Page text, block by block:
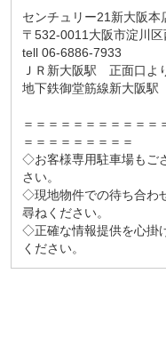
センチュリー21新大阪本
〒532-0011大阪市淀川
tell 06-6886-7933
ＪＲ新大阪駅 正面口よ
地下鉄御堂筋線新大阪
＝＝＝＝＝＝＝＝＝＝＝
＝＝＝＝＝＝＝＝＝
◇お客様専用駐車場もご
さい。
◇現地物件での待ち合わ
尋ねください。
◇正確な情報提供を心掛
ください。